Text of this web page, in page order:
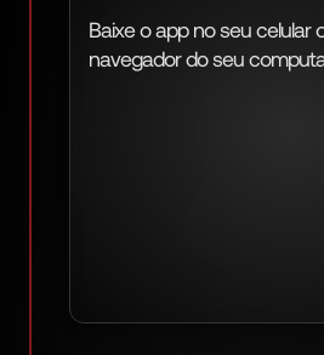
Baixe o app no seu celular
navegador do seu